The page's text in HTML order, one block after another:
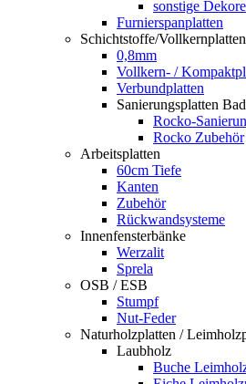
sonstige Dekore
Furnierspanplatten
Schichtstoffe/Vollkernplatten
0,8mm
Vollkern- /
Verbundplatten
Sanierungsplatten Bad
Rocko-
Rocko Zubehör
Arbeitsplatten
60cm Tiefe
Kanten
Zubehör
Rückwandsysteme
Innenfensterbänke
Werzalit
Sprela
OSB / ESB
Stumpf
Nut-Feder
Naturholzplatten /
Laubholz
Buche